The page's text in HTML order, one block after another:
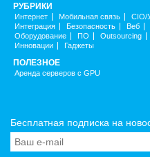
РУБРИКИ
Интернет Мобильная связь CIO/
Интеграция
Безопасность Веб
Оборудование
ПО Outsourcing
Инновации
Гаджеты
ПОЛЕЗНОЕ
Аренда серверов с GPU
Бесплатная подписка на